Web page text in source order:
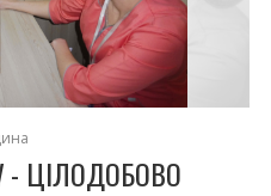
ЦІЛОДОБОВО